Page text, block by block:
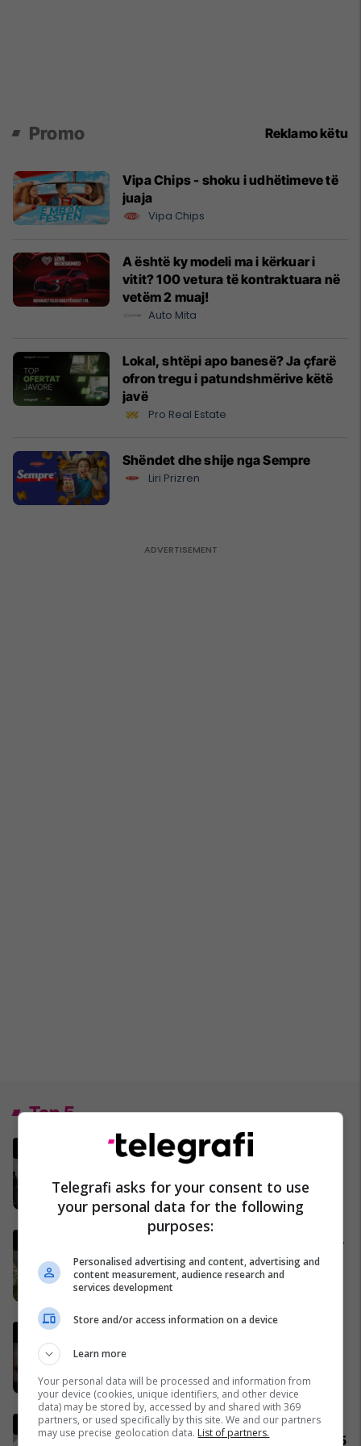
Promo Reklamo këtu
Vipa Chips - shoku i udhëtimeve të
juaja
Vipa Chips
A është ky modeli ma i kërkuar i
vitit? 100 vetura të kontraktuara në
vetëm 2 muaj!
Auto Mita
Lokal, shtëpi apo banesë? Ja çfarë
ofron tregu i patundshmërive këtë
javë
Pro Real Estate
Shëndet dhe shije nga Sempre
Liri Prizren
Top 5
MINUTË PAS MINUTE - A po
funksionon armëpushimi
SHBA-Iran?
02/04/2026
Gjermania shtrëngon rregullat,
burrat duhet të marrin leje nga
ushtria për të dalë jashtë
shtetit
04/04/2026
06/04/2026
Komuniteti shqiptar do të
ndërtojë xhami moderne prej 15
Telegrafi asks for your consent to use
your personal data for the following
purposes:
Personalised advertising and content, advertising and
content measurement, audience research and
services development
Store and/or access information on a device
Learn more
Your personal data will be processed and information from
your device (cookies, unique identifiers, and other device
data) may be stored by, accessed by and shared with 369
partners, or used specifically by this site. We and our partners
may use precise geolocation data. List of partners.